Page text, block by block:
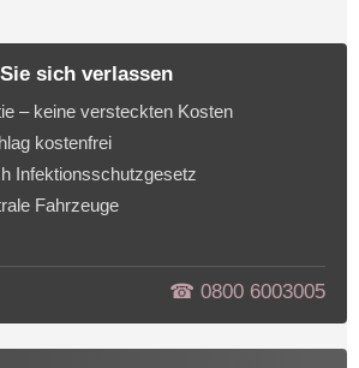
sich verlassen
– keine versteckten Kosten
kostenfrei
Infektionsschutzgesetz
Fahrzeuge
☎︎ 0800 6003005